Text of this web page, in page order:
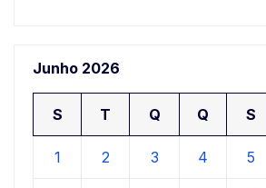
Junho 2026
S T Q Q S
1 2 3 4 5